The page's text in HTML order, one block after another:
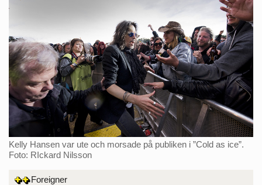
Kelly Hansen var ute och morsade på publiken i ”Cold as ice”.
Foto: RIckard Nilsson
Foreigner